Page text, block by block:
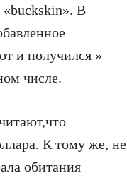
«buckskin». В
и получился »
числе.
К тому же, не
обитания